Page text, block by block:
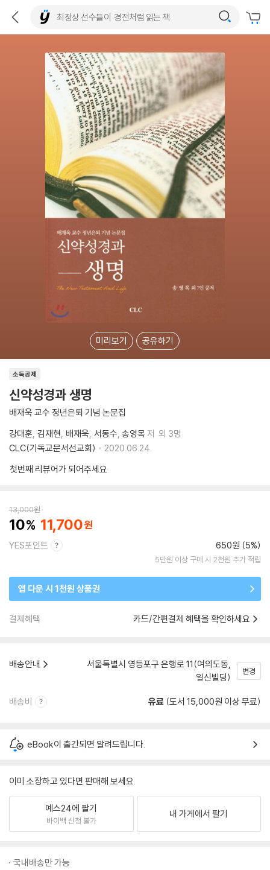
미리보기 공유하기
소득공제
신약성경과 생명
배재욱 교수 정년은퇴 기념 논문집
강대훈 김재현 배재욱 서동수 송영목 저 외 3명
CLC(기독교문서선교회)
2020.06.24.
첫번째 리뷰어가 되어주세요
13,000원
10 11,700
YES포인트 650원 (5%)
5만원 이상 구매 시 2천원 추가 적립
앱 다운 시 1천원 상품권
결제혜택 카드/간편결제 혜택을 확인하세요
배송안내
서울특별시 영등포구 은행로 11(여의도동,
일신빌딩)
변경
배송비 유료 (도서 15,000원 이상 무료)
eBook이 출간되면 알려드립니다.
이미 소장하고 있다면 판매해 보세요.
예스24에 팔기
바이백 신청 불가
내 가게에서 팔기
국내배송만 가능